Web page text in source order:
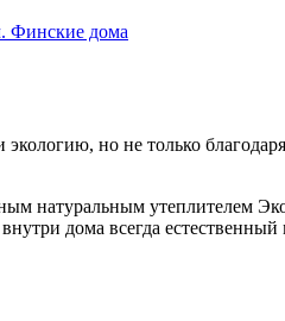
Финские дома
но не только
натуральным утеплителем
дома всегда